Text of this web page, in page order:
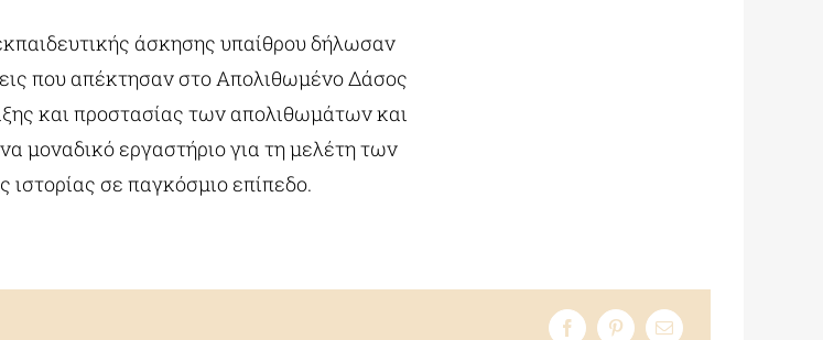
άσκησης υπαίθρου δήλωσαν
που απέκτησαν στο Απολιθωμένο Δάσος
και προστασίας των απολιθωμάτων και
μοναδικό εργαστήριο για τη μελέτη των
σε παγκόσμιο επίπεδο.